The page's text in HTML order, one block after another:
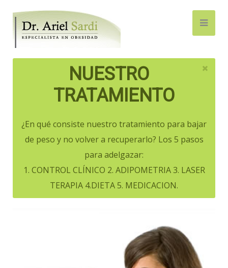
NUESTRO
TRATAMIENTO
¿En qué consiste nuestro tratamiento para bajar
de peso y no volver a recuperarlo? Los 5 pasos
para adelgazar:
1. CONTROL CLÍNICO 2. ADIPOMETRIA 3. LASER
TERAPIA 4.DIETA 5. MEDICACION.